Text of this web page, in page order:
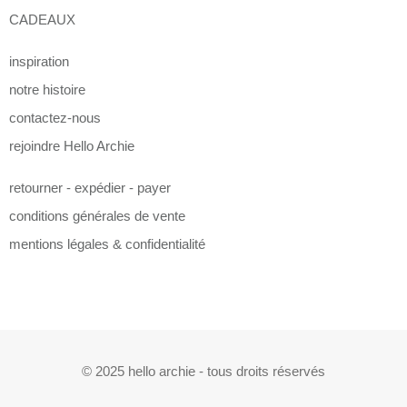
CADEAUX
inspiration
notre histoire
contactez-nous
rejoindre Hello Archie
retourner - expédier - payer
conditions générales de vente
mentions légales & confidentialité
© 2025 hello archie - tous droits réservés